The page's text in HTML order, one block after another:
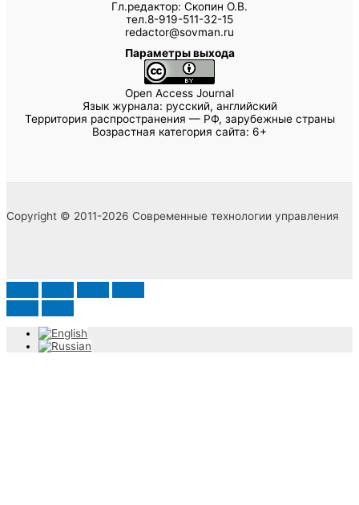
Гл.редактор: Скопин О.В.
тел.8-919-511-32-15
redactor@sovman.ru
Параметры выхода
Open Access Journal
Язык журнала: русский, английский
Территория распространения — РФ, зарубежные страны
Возрастная категория сайта: 6+
Copyright © 2011-2026 Современные технологии управления